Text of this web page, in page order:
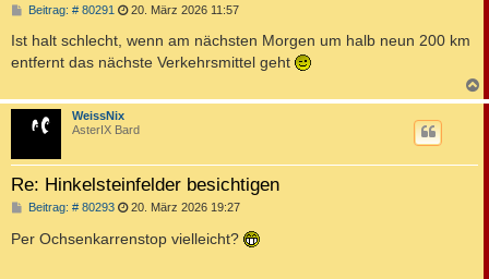
Beitrag: # 80291 B
i
r
20. März 2026 11:57
Ist halt schlecht, wenn am nächsten Morgen um halb neun 200 km
entfernt das nächste Verkehrsmittel geht
a
WeissNix
AsterIX Bard
Re: Hinkelsteinfelder besichtigen
Beitrag: # 80293B
i
20. März 2026 19:27
Per Ochsenkarrenstop vielleicht?